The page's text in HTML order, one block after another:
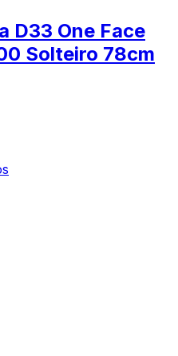
D33 One Face
Solteiro 78cm